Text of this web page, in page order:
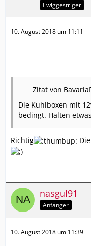
Ewiggestriger
10. August 2018 um 11:11
Zitat von
Die Kuhlboxen mit
bedingt. Halten
Richtig
nasgul91
Anfänger
10. August 2018 um 11:39